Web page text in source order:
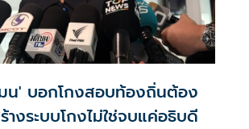
น' บอกโกงสอบท้องถิ่นต้อง
งระบบโกงไม่ใช่จบแค่อธิบดี